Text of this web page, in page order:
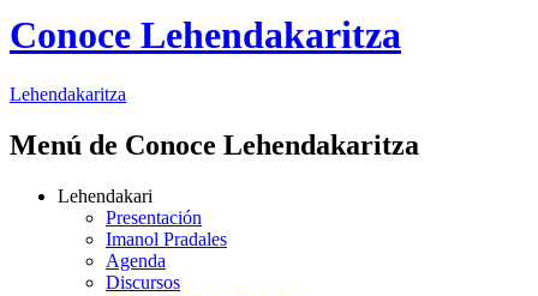
Conoce Lehendakaritza
Lehendakaritza
Menú de Conoce Lehendakaritza
Lehendakari
Presentación
Imanol Pradales
Agenda
Discursos